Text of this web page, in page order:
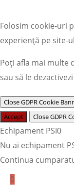
Folosim cookie-uri
experiență pe site-
Poți afla mai multe
sau să le
Close GDPR Cookie
Accept
Close GDPR
Echipament PSI0
Nu ai echipament
Continua
0